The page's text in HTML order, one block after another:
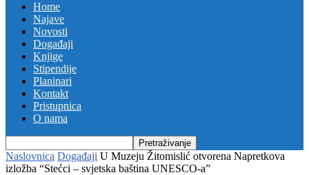
Home
Najave
Novosti
Događaji
Knjige
Stipendije
Planinari
Kontakt
Pristupnica
O nama
Naslovnica Događaji U Muzeju Žitomislić otvorena Napretkova
izložba “Stećci – svjetska baština UNESCO-a”